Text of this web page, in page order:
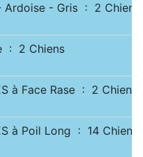
Ardoise - Gris : 2 Chiens
: 2 Chiens
à Face Rase : 2 Chiens
à Poil Long : 14 Chiens